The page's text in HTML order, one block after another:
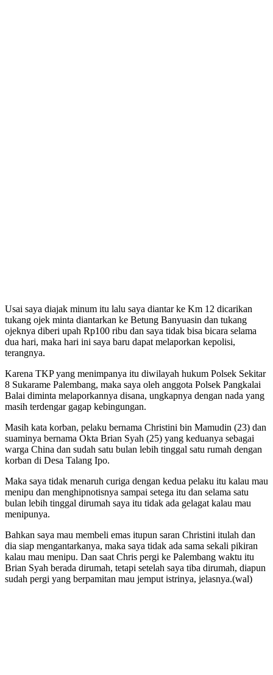
Usai saya diajak minum itu lalu saya diantar ke Km 12 dicarikan
tukang ojek minta diantarkan ke Betung Banyuasin dan tukang
ojeknya diberi upah Rp100 ribu dan saya tidak bisa bicara selama
dua hari, maka hari ini saya baru dapat melaporkan kepolisi,
terangnya.
Karena TKP yang menimpanya itu diwilayah hukum Polsek Sekitar
8 Sukarame Palembang, maka saya oleh anggota Polsek Pangkalai
Balai diminta melaporkannya disana, ungkapnya dengan nada yang
masih terdengar gagap kebingungan.
Masih kata korban, pelaku bernama Christini bin Mamudin (23) dan
suaminya bernama Okta Brian Syah (25) yang keduanya sebagai
warga China dan sudah satu bulan lebih tinggal satu rumah dengan
korban di Desa Talang Ipo.
Maka saya tidak menaruh curiga dengan kedua pelaku itu kalau mau
menipu dan menghipnotisnya sampai setega itu dan selama satu
bulan lebih tinggal dirumah saya itu tidak ada gelagat kalau mau
menipunya.
Bahkan saya mau membeli emas itupun saran Christini itulah dan
dia siap mengantarkanya, maka saya tidak ada sama sekali pikiran
kalau mau menipu. Dan saat Chris pergi ke Palembang waktu itu
Brian Syah berada dirumah, tetapi setelah saya tiba dirumah, diapun
sudah pergi yang berpamitan mau jemput istrinya, jelasnya.(wal)